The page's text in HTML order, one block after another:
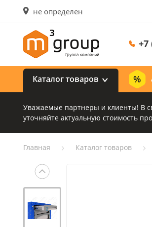
не определен
+7
Каталог товаров
Уважаемые партнеры и клиенты! В
уточняйте актуальную стоимость
Главная Каталог товаров